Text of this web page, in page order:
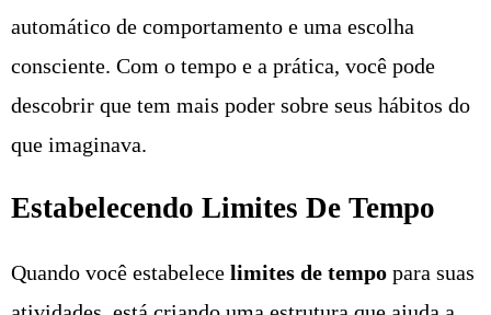
automático de comportamento e uma escolha
consciente. Com o tempo e a prática, você pode
descobrir que tem mais poder sobre seus hábitos do
que imaginava.
Estabelecendo Limites De Tempo
Quando você estabelece limites de tempo para suas